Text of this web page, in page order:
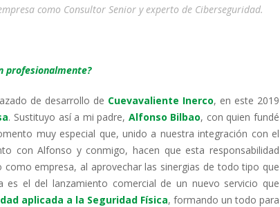
como Consultor Senior y experto de Ciberseguridad.
profesionalmente?
de desarrollo de Cuevavaliente Inerco, en este 2019
. Sustituyo así a mi padre, Alfonso Bilbao, con quien fundé
muy especial que, unido a nuestra integración con el
con Alfonso y conmigo, hacen que esta responsabilidad
empresa, al aprovechar las sinergias de todo tipo que
es el del lanzamiento comercial de un nuevo servicio que
aplicada a la Seguridad Física, formando un todo para